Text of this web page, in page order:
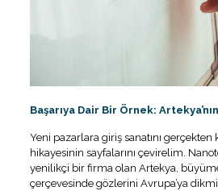
Başarıya Dair Bir Örnek:
Yeni pazarlara giriş sanatını gerçekten
hikayesinin sayfalarını çevirelim.
yenilikçi bir firma olan Artekya,
çerçevesinde gözlerini Avrupa’ya